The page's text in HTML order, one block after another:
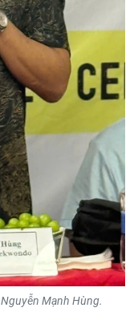
Mạnh Hùng.